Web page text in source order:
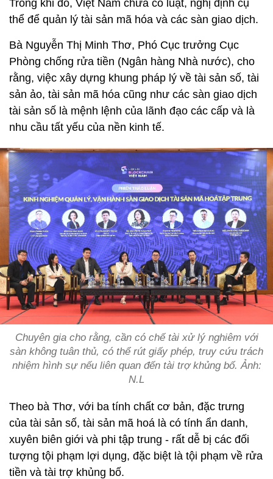
Trong khi đó, Việt Nam chưa có luật, nghị định cụ
thể để quản lý tài sản mã hóa và các sàn giao dịch.
Bà Nguyễn Thị Minh Thơ, Phó Cục trưởng Cục
Phòng chống rửa tiền (Ngân hàng Nhà nước), cho
rằng, việc xây dựng khung pháp lý về tài sản số, tài
sản ảo, tài sản mã hóa cũng như các sàn giao dịch
tài sản số là mệnh lệnh của lãnh đạo các cấp và là
nhu cầu tất yếu của nền kinh tế.
Chuyên gia cho rằng, cần có chế tài xử lý nghiêm với
sàn không tuân thủ, có thể rút giấy phép, truy cứu trách
nhiệm hình sự nếu liên quan đến tài trợ khủng bố. Ảnh:
N.L
Theo bà Thơ, với ba tính chất cơ bản, đặc trưng
của tài sản số, tài sản mã hoá là có tính ẩn danh,
xuyên biên giới và phi tập trung - rất dễ bị các đối
tượng tội phạm lợi dụng, đặc biệt là tội phạm về rửa
tiền và tài trợ khủng bố.